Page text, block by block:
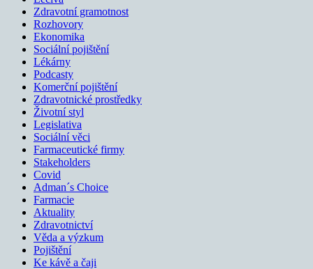
Zdravotní gramotnost
Rozhovory
Ekonomika
Sociální pojištění
Lékárny
Podcasty
Komerční pojištění
Zdravotnické prostředky
Životní styl
Legislativa
Sociální věci
Farmaceutické firmy
Stakeholders
Covid
Adman´s Choice
Farmacie
Aktuality
Zdravotnictví
Věda a výzkum
Pojištění
Ke kávě a čaji